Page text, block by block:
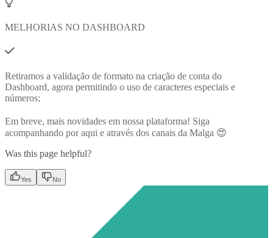
MELHORIAS NO DASHBOARD
Retiramos a validação de formato na criação de conta do
Dashboard, agora permitindo o uso de caracteres especiais e
números;
Em breve, mais novidades em nossa plataforma! Siga
acompanhando por aqui e através dos canais da Malga 😍
Was this page helpful?
Yes No